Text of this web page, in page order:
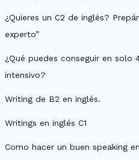
¿Quieres un C2 de inglés?
experto”
¿Qué puedes conseguir en solo
intensivo?
Writing de B2 en inglés.
Writings en inglés C1
Como hacer un buen speaking